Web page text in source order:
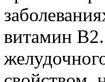
витамин